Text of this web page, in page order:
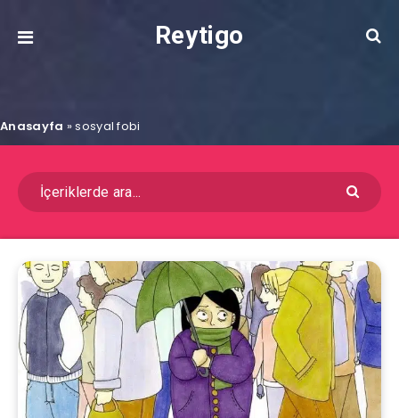
Reytigo
Anasayfa »sosyal fobi